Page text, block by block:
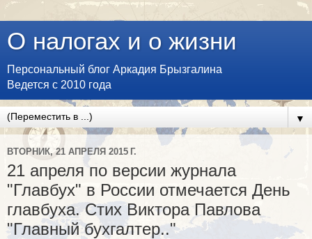
О налогах и о жизни
Персональный блог Аркадия Брызгалина
Ведется с 2010 года
▼
ВТОРНИК, 21 АПРЕЛЯ 2015 Г.
21 апреля по версии журнала
"Главбух" в России отмечается День
главбуха. Стих Виктора Павлова
"Главный бухгалтер.."